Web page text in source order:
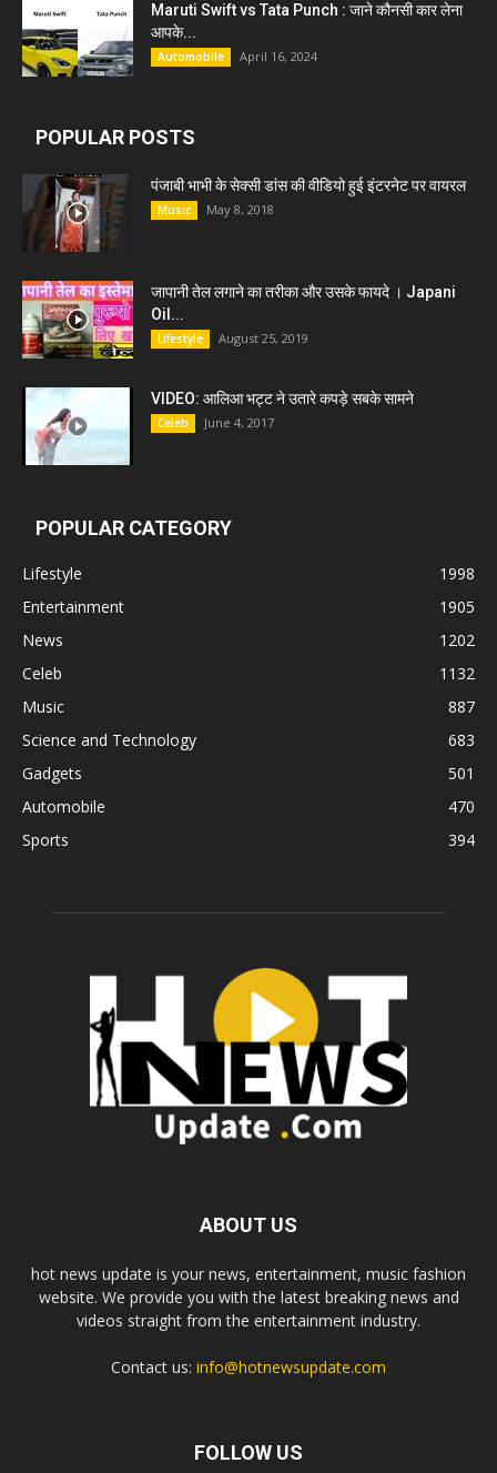
Maruti Swift vs Tata Punch : जाने कौनसी कार लेना
आपके...
Automobile April 16, 2024
POPULAR POSTS
पंजाबी भाभी के सेक्सी डांस की वीडियो हुई इंटरनेट पर वायरल
Music May 8, 2018
जापानी तेल लगाने का तरीका और उसके फायदे । Japani
Oil...
Lifestyle August 25, 2019
VIDEO: आलिआ भट्ट ने उतारे कपड़े सबके सामने
Celeb June 4, 2017
POPULAR CATEGORY
Lifestyle
1998
Entertainment
1905
News
1202
Celeb
1132
Music
887
Science and Technology
683
Gadgets
501
Automobile
470
Sports
394
ABOUT US
hot news update is your news, entertainment, music fashion
website. We provide you with the latest breaking news and
videos straight from the entertainment industry.
Contact us: info@hotnewsupdate.com
FOLLOW US